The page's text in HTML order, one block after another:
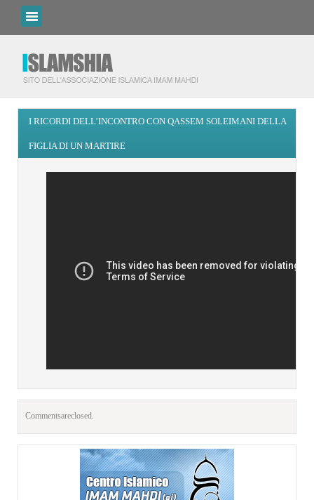
I RICORDI DELL’INCONTRO CON QASSEM SOLEIMANI DELLA
FIGLIA DI UN MARTIRE
Comments are closed.